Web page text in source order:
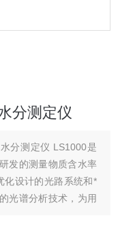
分测定仪
分测定仪 LS1000是
发的测量物质含水率
化设计的光路系统和*
光谱分析技术，为用